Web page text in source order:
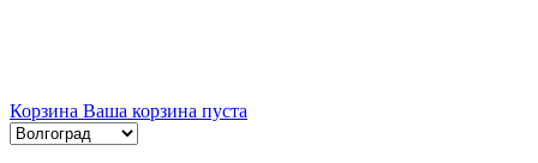
Корзина Ваша корзина пуста